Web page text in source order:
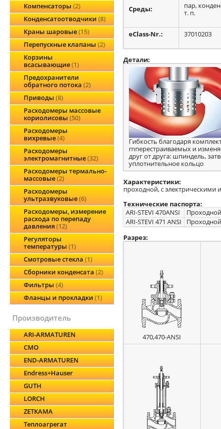
Компенсаторы 2
Конденсатоотводчики 8
Краны шаровые 15
Перепускные клапаны 2
Корзины
всасывающие 1
Предохранители
обратного потока 2
Приводы 8
Расходомеры массовые
кориолисовы 50
Расходомеры
вихревые 4
Расходомеры
электромагнитные 32
Расходомеры термально-
массовые 2
Расходомеры
ультразвуковые 6
Расходомеры, измерение
расхода по перепаду
давления 12
Регуляторы
температуры 1
Смотровые стекла 1
Сборники конденсата 2
Фильтры 4
Фланцы и прокладки 1
производитель
ARI-ARMATUREN
CMO
END-ARMATUREN
Endress+Hauser
GUTH
LORCH
ZETKAMA
Теплоагрегат
Среды:
пар,
т. п.
eClass-Nr.: 37010203
Детали:
Гибкость благодаря
rnперестраиваемых и
друг от друга: шпиндель,
уплотнительное кольцо
Характеристики:
проходной, с электрическими
Технические паспорта:
ARI-STEVI 470ANSI
ARI-STEVI 471 ANSI
Разрез:
470,470-ANSI